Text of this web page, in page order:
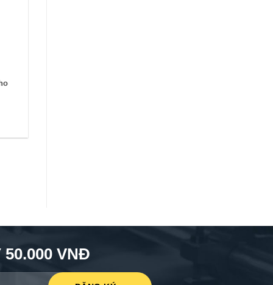
VNĐ